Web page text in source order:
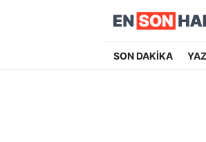
SON DAKİKA